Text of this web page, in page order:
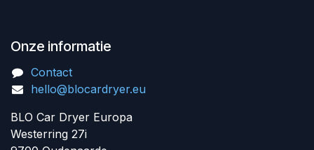
Onze informatie
Contact
hello@blocardryer.eu
BLO Car Dryer Europa
Westerring 27i